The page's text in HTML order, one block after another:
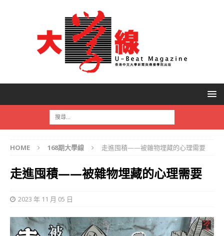
HOME 168期大學線 走進囤積——被雜物埋藏的心理需要
走進囤積——被雜物埋藏的心理需要
2023 年 11 月 05 日